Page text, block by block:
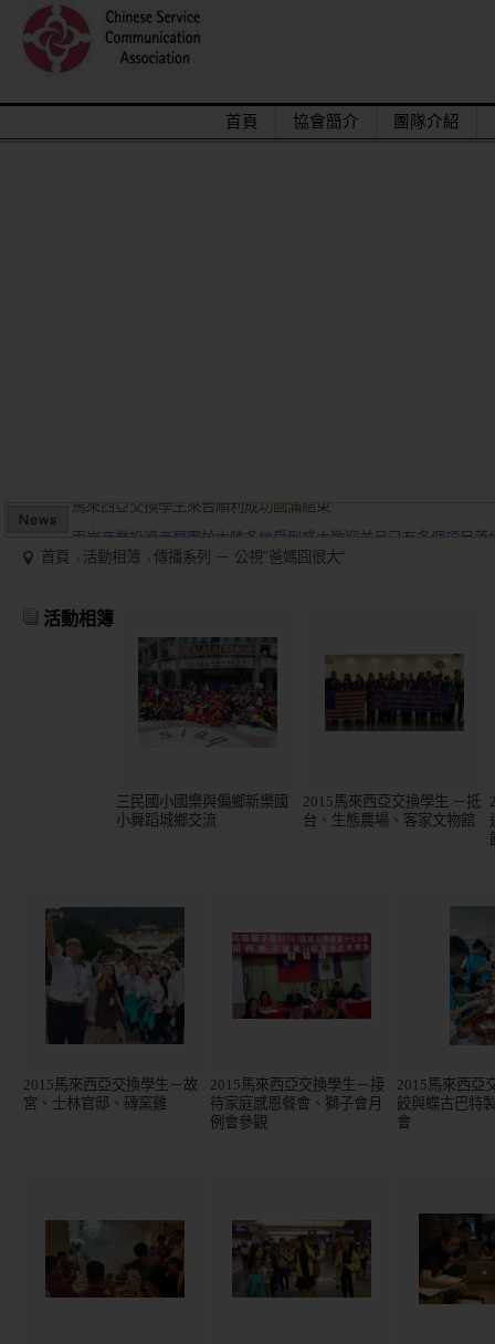
首頁 協會簡介 團隊介紹
兩岸商業投資考察團於大陸多地受到盛大歡迎並且已有多個項目落
2015/12關懷偏鄉小學，物資順利送達。
兩岸商業投資考察團於大陸多地受到盛大歡迎並且已有多個項目落
首頁 活動相簿 傳播系列 － 公視"爸媽囧很大“
活動相簿
三民國小國樂與偏鄉新樂國
小舞蹈城鄉交流
2015馬來西亞交換學生 －抵
台、生態農場、客家文物館
2015馬來西亞交換學生－故
宮、士林官邸、磚窯雞
2015馬來西亞交換學生－接
待家庭感恩餐會、獅子會月
例會參觀
2015馬來西亞
餃與蝶古巴特
會